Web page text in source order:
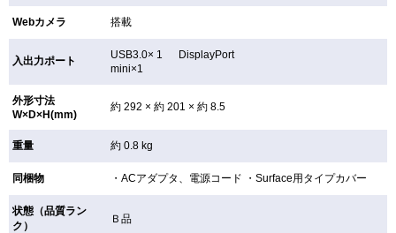
Webカメラ 搭載
入出力ポート
USB3.0× 1 DisplayPort
mini×1
外形寸法
W×D×H(mm)
約 292 × 約 201 × 約 8.5
重量 約 0.8 kg
同梱物 ・ACアダプタ、電源コード ・Surface用タイプカバー
状態（品質ラン
ク）
Ｂ品